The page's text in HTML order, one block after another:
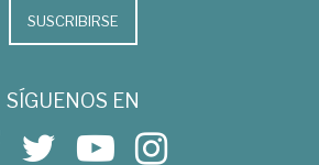
SUSCRIBIRSE
SÍGUENOS EN